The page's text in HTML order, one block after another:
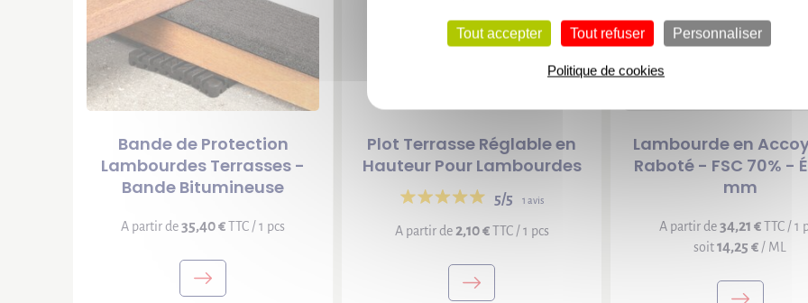
Bande de Protection
Lambourdes Terrasses -
Bande Bitumineuse
A partir de35,40 €TTC / 1 pcs
Plot Terrasse Réglable en
Hauteur Pour Lambourdes
5/5 1 avis
A partir de2,10 €TTC / 1 pcs
Lambourde en
Raboté - FSC 70% -
mm
A partir de34,21 €TTC / 1
soit14,25 € / ML
Tout accepter Tout refuser Personnaliser
Politique de cookies